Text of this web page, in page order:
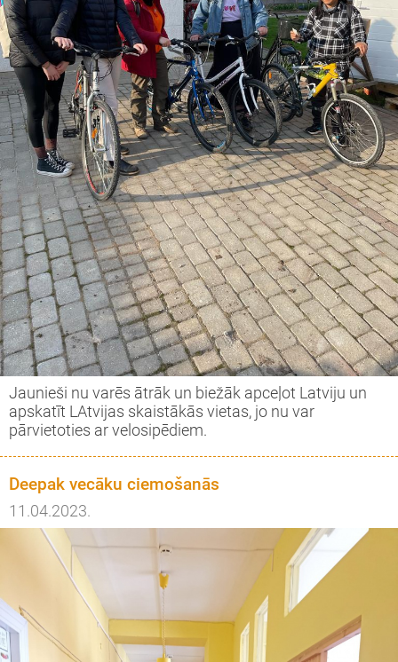
Jaunieši nu varēs ātrāk un biežāk apceļot Latviju un
apskatīt LAtvijas skaistākās vietas, jo nu var
pārvietoties ar velosipēdiem.
Deepak vecāku ciemošanās
11.04.2023.